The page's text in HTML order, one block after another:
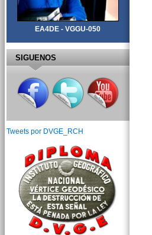
EA4DE - VGGU-050
SIGUENOS
Tweets por DVGE_RCH